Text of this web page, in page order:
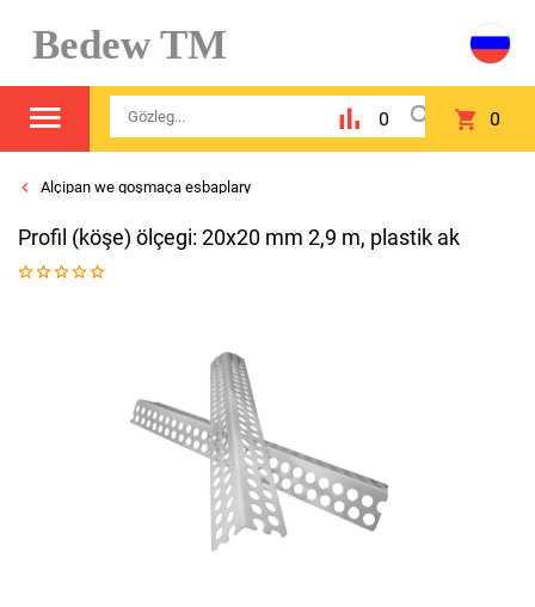
Bedew TM
0 0
Alçipan we goşmaça esbaplary
Profil (köşe) ölçegi: 20х20 mm 2,9 m, plastik ak